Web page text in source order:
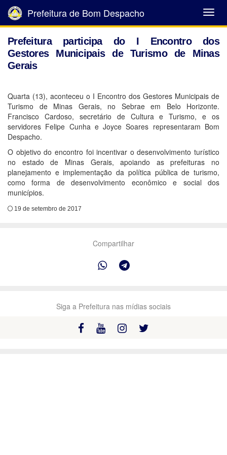
Abrir
Menu
Prefeitura de Bom Despacho
Prefeitura participa do I Encontro dos
Gestores Municipais de Turismo de Minas
Gerais
Quarta (13), aconteceu o I Encontro dos Gestores Municipais de
Turismo de Minas Gerais, no Sebrae em Belo Horizonte.
Francisco Cardoso, secretário de Cultura e Turismo, e os
servidores Felipe Cunha e Joyce Soares representaram Bom
Despacho.
O objetivo do encontro foi incentivar o desenvolvimento turístico
no estado de Minas Gerais, apoiando as prefeituras no
planejamento e implementação da política pública de turismo,
como forma de desenvolvimento econômico e social dos
municípios.
19 de setembro de 2017
Compartilhar
Siga a Prefeitura nas mídias sociais